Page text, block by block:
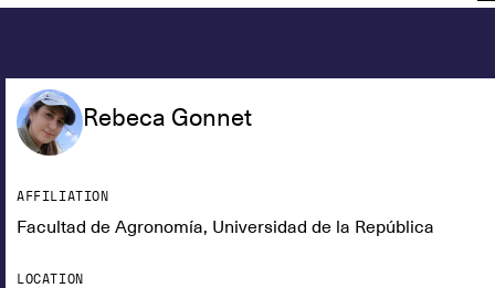
Rebeca Gonnet
AFFILIATION
Facultad de Agronomía, Universidad de la República
LOCATION